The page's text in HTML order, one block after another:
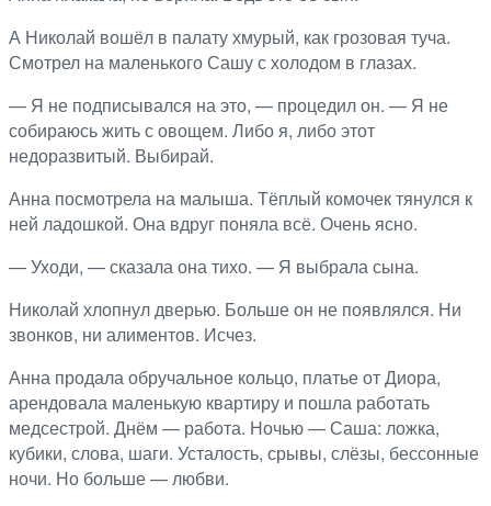
А Николай вошёл в палату хмурый, как грозовая туча.
Смотрел на маленького Сашу с холодом в глазах.
— Я не подписывался на это, — процедил он. — Я не
собираюсь жить с овощем. Либо я, либо этот
недоразвитый. Выбирай.
Анна посмотрела на малыша. Тёплый комочек тянулся к
ней ладошкой. Она вдруг поняла всё. Очень ясно.
— Уходи, — сказала она тихо. — Я выбрала сына.
Николай хлопнул дверью. Больше он не появлялся. Ни
звонков, ни алиментов. Исчез.
Анна продала обручальное кольцо, платье от Диора,
арендовала маленькую квартиру и пошла работать
медсестрой. Днём — работа. Ночью — Саша: ложка,
кубики, слова, шаги. Усталость, срывы, слёзы, бессонные
ночи. Но больше — любви.